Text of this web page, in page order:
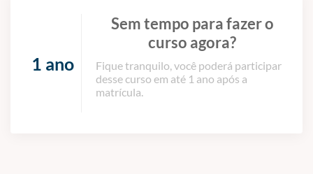
1 ano
Sem tempo para fazer o
curso agora?
Fique tranquilo, você poderá participar
desse curso em até 1 ano após a
matrícula.